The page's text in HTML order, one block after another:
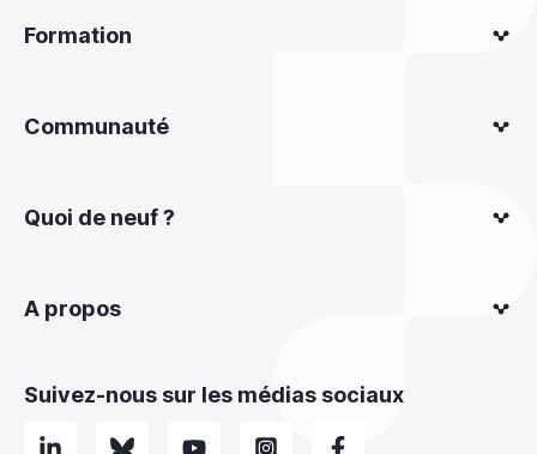
Formation
Communauté
Quoi de neuf ?
A propos
Suivez-nous sur les médias sociaux